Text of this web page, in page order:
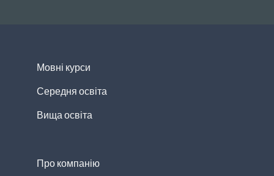
Мовні курси
Середня освіта
Вища освіта
Про компанію